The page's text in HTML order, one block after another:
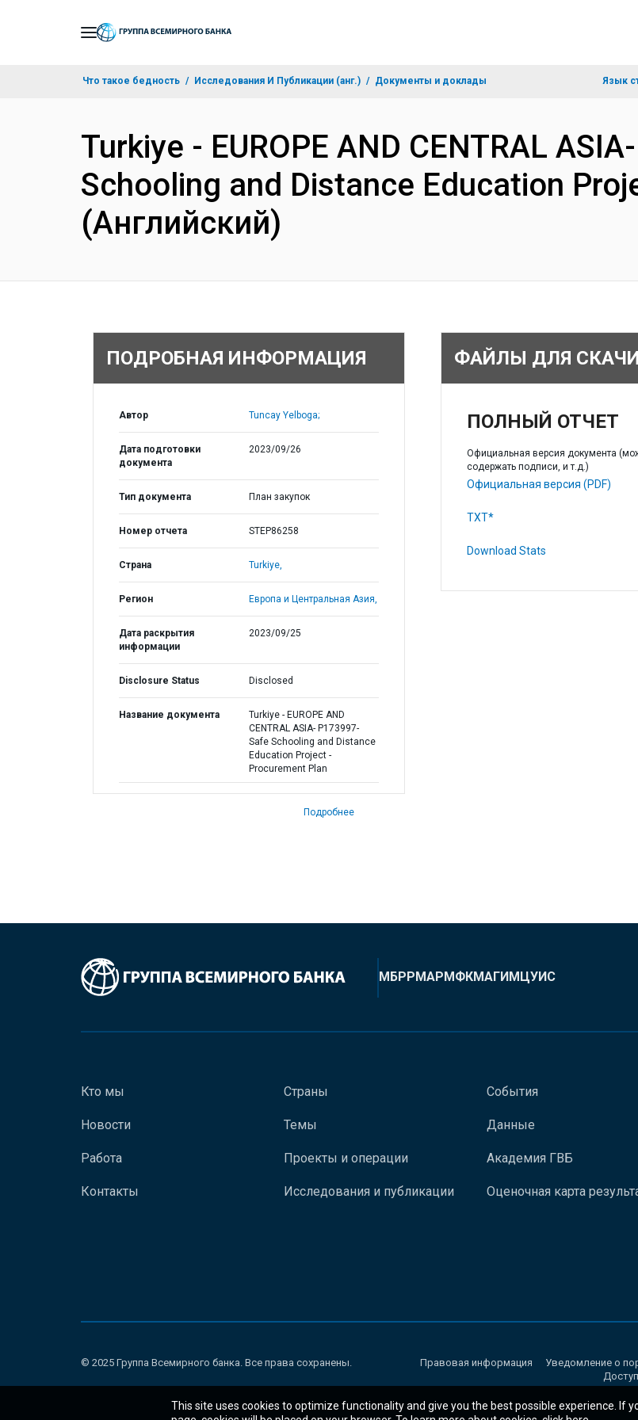
Что такое бедность Исследования И Публикации (анг.) Документы и доклады Язык
Turkiye - EUROPE AND CENTRAL
Schooling and Distance Education
(Английский)
ПОДРОБНАЯ ИНФОРМАЦИЯ
Автор Tuncay Yelboga;
Дата подготовки
документа
2023/09/26
Тип документа План закупок
Номер отчета STEP86258
Страна Turkiye,
Регион Европа и Центральная Азия,
Дата раскрытия
информации
2023/09/25
Disclosure Status Disclosed
Название документа
Turkiye - EUROPE AND
CENTRAL ASIA- P173997-
Safe Schooling and Distance
Education Project -
Procurement Plan
Подробнее
ФАЙЛЫ ДЛЯ
ПОЛНЫЙ ОТЧЕТ
Официальная версия документа
содержать подписи, и т.д.)
Официальная версия (PDF)
TXT*
Download Stats
МБРРМАРМФКМАГИМЦУИС
Кто мы
Новости
Работа
Контакты
Страны
Темы
Проекты и операции
Исследования и публикации
События
Данные
Академия ГВБ
Оценочная карта
© 2025 Группа Всемирного банка. Все права сохранены. Правовая информация Уведомление о
This site uses cookies to optimize functionality and give you the best possible experience. If